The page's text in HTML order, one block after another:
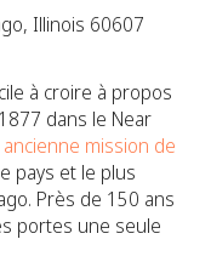
Illinois 60607
à croire à propos
dans le Near
mission de
pays et le plus
Près de 150 ans
portes une seule